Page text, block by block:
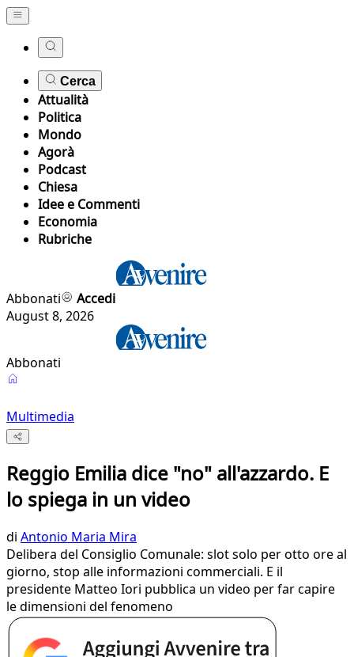
Cerca
Attualità
Politica
Mondo
Agorà
Podcast
Chiesa
Idee e Commenti
Economia
Rubriche
Abbonati
Accedi
August 8, 2026
Abbonati
Multimedia
Reggio Emilia dice "no" all'azzardo. E
lo spiega in un video
di Antonio Maria Mira
Delibera del Consiglio Comunale: slot solo per otto ore al
giorno, stop alle informazioni commerciali. E il
presidente Matteo Iori pubblica un video per far capire
le dimensioni del fenomeno